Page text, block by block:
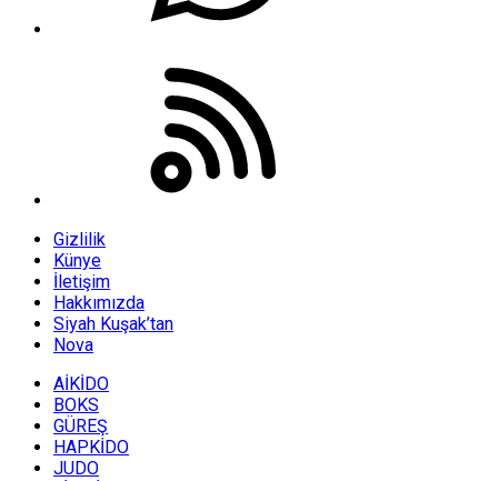
Gizlilik
Künye
İletişim
Hakkımızda
Siyah Kuşak’tan
Nova
AİKİDO
BOKS
GÜREŞ
HAPKİDO
JUDO